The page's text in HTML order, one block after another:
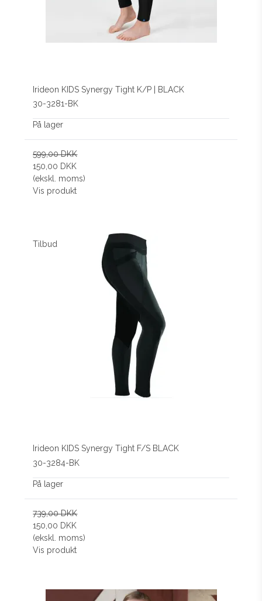
Irideon KIDS Synergy Tight K/P | BLACK
30-3281-BK
På lager
599,00 DKK
150,00 DKK
(ekskl. moms)
Vis produkt
Tilbud
Irideon KIDS Synergy Tight F/S BLACK
30-3284-BK
På lager
739,00 DKK
150,00 DKK
(ekskl. moms)
Vis produkt